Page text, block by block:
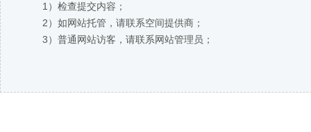
1）检查提交内容；
2）如网站托管，请联系空间提供商；
3）普通网站访客，请联系网站管理员；